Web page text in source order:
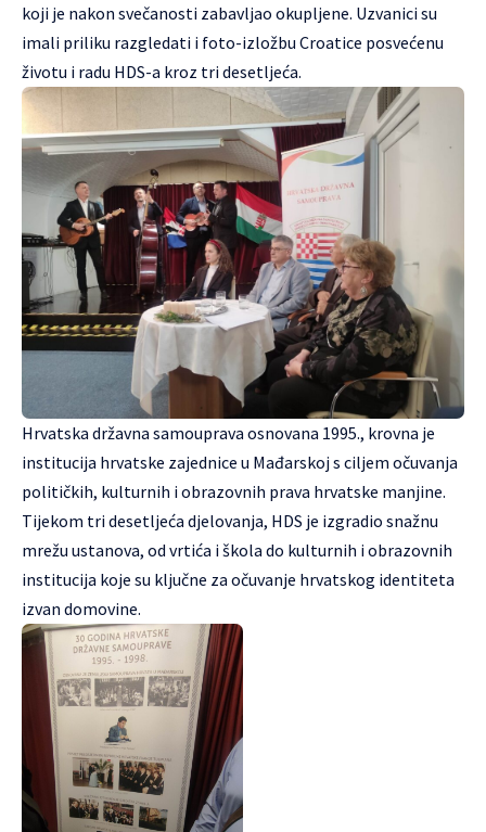
koji je nakon svečanosti zabavljao okupljene. Uzvanici su
imali priliku razgledati i foto-izložbu Croatice posvećenu
životu i radu HDS-a kroz tri desetljeća.
Hrvatska državna samouprava osnovana 1995., krovna je
institucija hrvatske zajednice u Mađarskoj s ciljem očuvanja
političkih, kulturnih i obrazovnih prava hrvatske manjine.
Tijekom tri desetljeća djelovanja, HDS je izgradio snažnu
mrežu ustanova, od vrtića i škola do kulturnih i obrazovnih
institucija koje su ključne za očuvanje hrvatskog identiteta
izvan domovine.